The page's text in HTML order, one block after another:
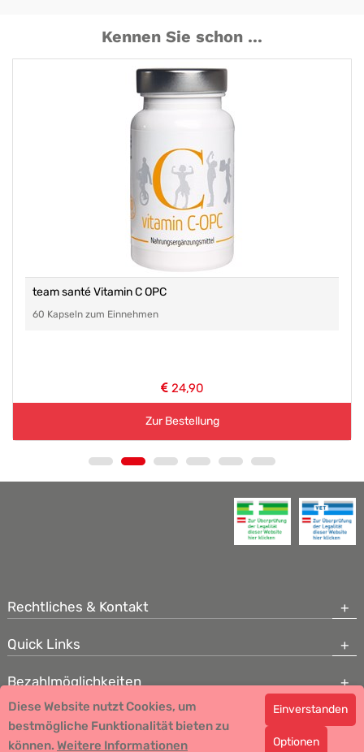
Kennen Sie schon ...
team santé Vitamin C OPC
60 Kapseln zum Einnehmen
24,90
Zur Bestellung
Rechtliches & Kontakt
Quick Links
Bezahlmöglichkeiten
Copyright © 2026 Team Santé Salvator Apotheke - GDP zertifiziert
Remedia Homöopathie GmbH GMP zertifizierter Arzneihersteller
Diese Website nutzt Cookies, um
bestmögliche Funktionalität bieten zu
können. Weitere Informationen
Einverstanden
Optionen